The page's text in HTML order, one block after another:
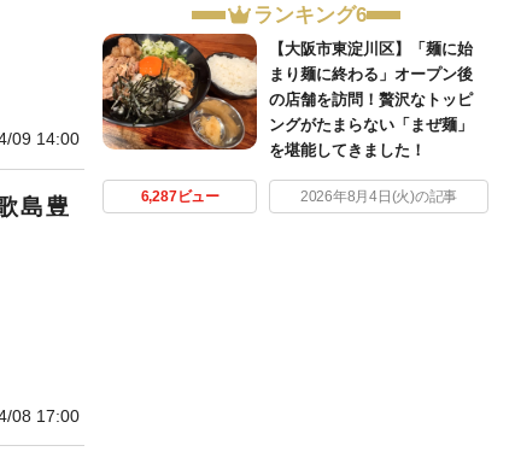
09 14:00
島豊
08 17:00
ランキング6
【大阪市東淀川区】「麺に始
まり麺に終わる」オープン後
の店舗を訪問！贅沢なトッピ
ングがたまらない「まぜ麺」
を堪能してきました！
6,287ビュー 2026年8月4日(火)の記事